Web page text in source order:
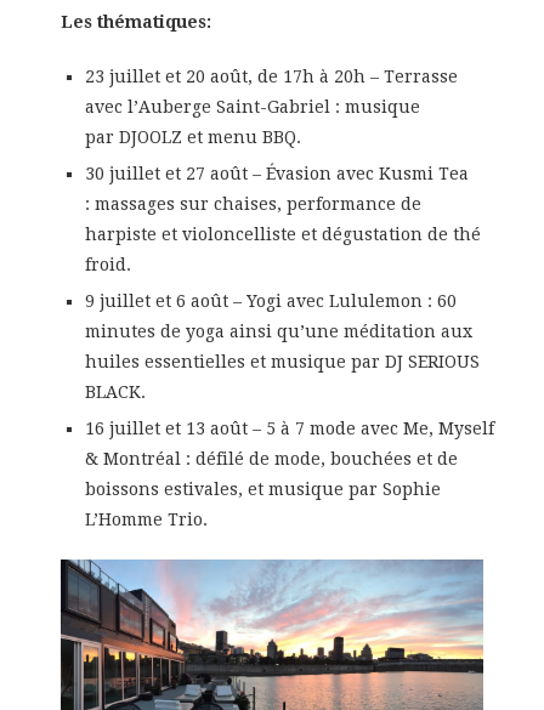
Les thématiques:
23 juillet et 20 août, de 17h à 20h – Terrasse
avec l’Auberge Saint-Gabriel : musique
par DJOOLZ et menu BBQ.
30 juillet et 27 août – Évasion avec Kusmi Tea
: massages sur chaises, performance de
harpiste et violoncelliste et dégustation de thé
froid.
9 juillet et 6 août – Yogi avec Lululemon : 60
minutes de yoga ainsi qu’une méditation aux
huiles essentielles et musique par DJ SERIOUS
BLACK.
16 juillet et 13 août – 5 à 7 mode avec Me, Myself
& Montréal : défilé de mode, bouchées et de
boissons estivales, et musique par Sophie
L’Homme Trio.